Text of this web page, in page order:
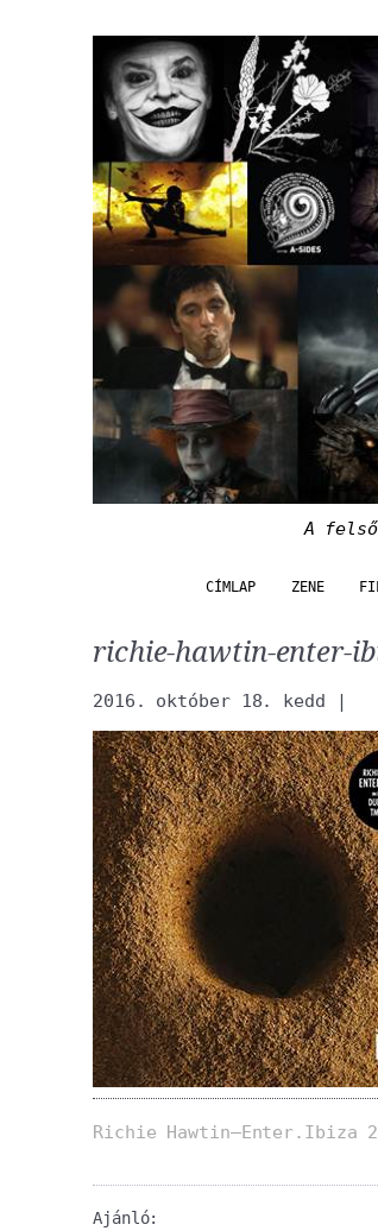
A felső
CÍMLAP ZENE
richie-hawtin-enter-
2016. október 18. kedd |
Richie Hawtin–Enter.Ibiza
Ajánló: